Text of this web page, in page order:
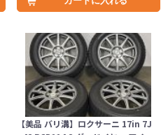
【美品 バリ溝】ロクサーニ 17in 7J